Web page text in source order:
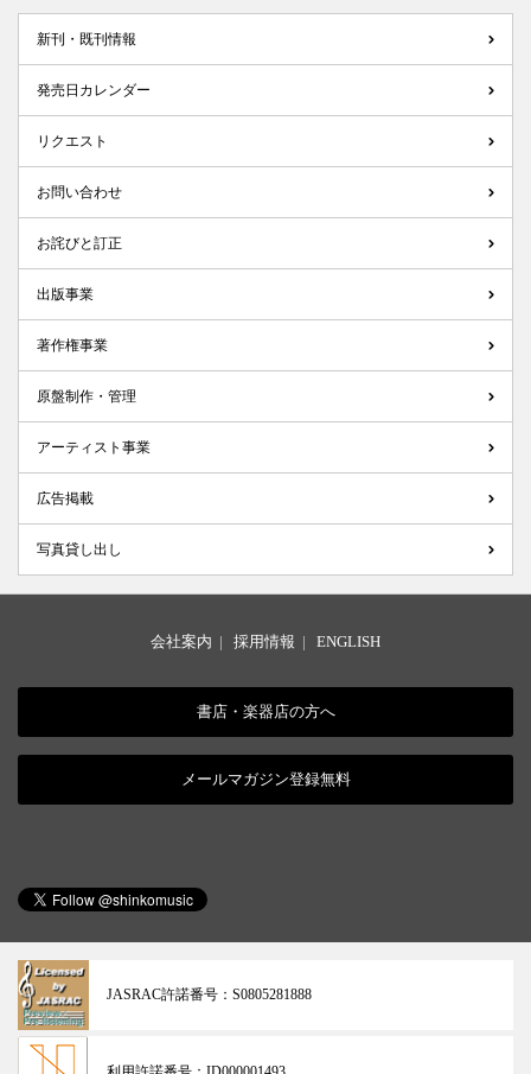
新刊・既刊情報
発売日カレンダー
リクエスト
お問い合わせ
お詫びと訂正
出版事業
著作権事業
原盤制作・管理
アーティスト事業
広告掲載
写真貸し出し
会社案内 | 採用情報 | ENGLISH
書店・楽器店の方へ
メールマガジン登録無料
JASRAC許諾番号： S0805281888